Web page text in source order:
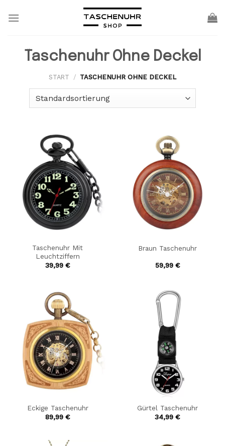
Taschenuhr Ohne Deckel
START / TASCHENUHR OHNE DECKEL
Taschenuhr Mit
Leuchtziffern
39,99 €
Braun Taschenuhr
59,99 €
Eckige Taschenuhr
89,99 €
Gürtel Taschenuhr
34,99 €